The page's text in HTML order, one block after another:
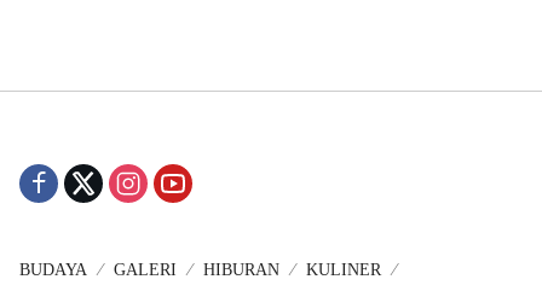
BUDAYA GALERI HIBURAN
KULINER